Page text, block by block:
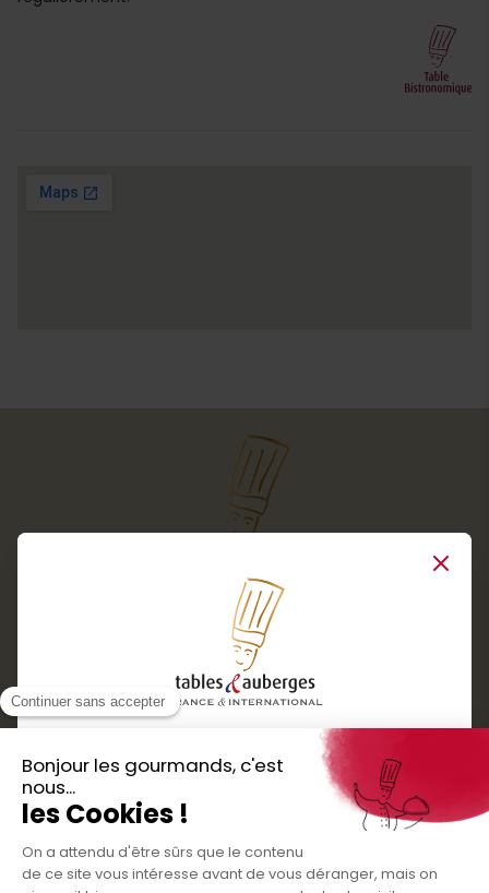
Services
Routes gourmandes
Partenaires
Presse
Créer votre espace personnel
Close
Téléchargez
l'application gratuite !
Nos bons plans et découvertes
gourmandes à vivre en famille et entre